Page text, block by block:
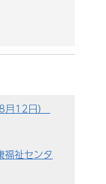
月12日）
福祉センタ